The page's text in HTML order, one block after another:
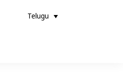
Telugu